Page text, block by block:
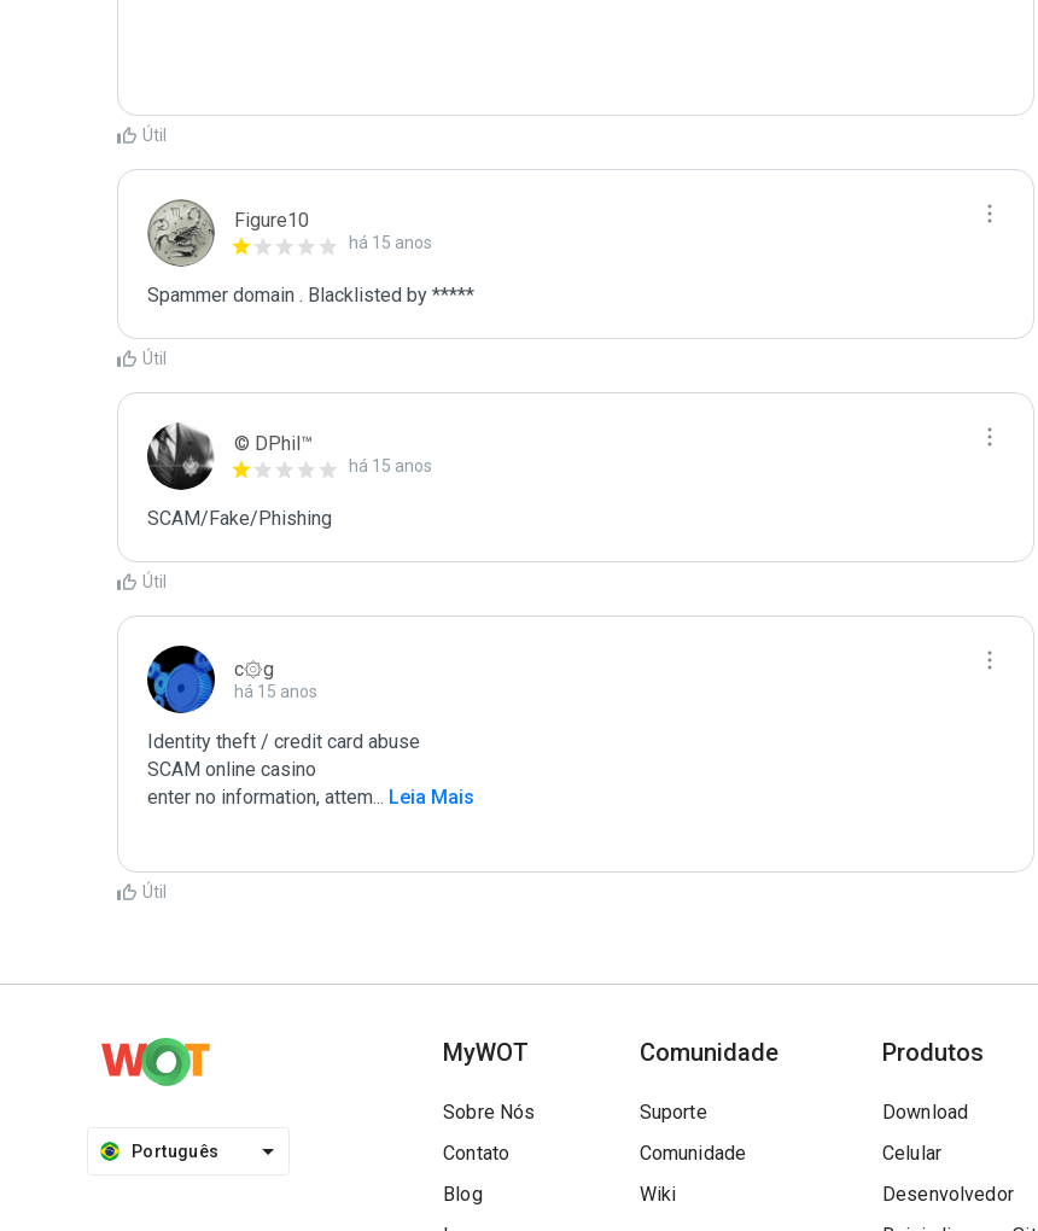
Útil
Figure10
há 15 anos
Spammer domain . Blacklisted by *****
Útil
© DPhil™
há 15 anos
SCAM/Fake/Phishing
Útil
c۞g
há 15 anos
Identity theft / credit card abuse
SCAM online casino
enter no information, attem... Leia Mais
Útil
Português
MyWOT
Sobre Nós
Contato
Blog
Comunidade
Suporte
Comunidade
Wiki
Produtos
Download
Celular
Desenvolvedor